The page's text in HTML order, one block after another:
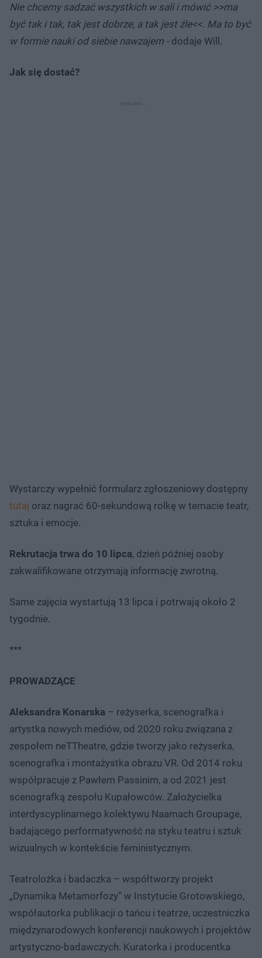
Nie chcemy sadzać wszystkich w sali i mówić >>ma
być tak i tak, tak jest dobrze, a tak jest źle<<. Ma to być
w formie nauki od siebie nawzajem -dodaje Will.
Jak się dostać?
Wystarczy wypełnić formularz zgłoszeniowy dostępny
tutaj oraz nagrać 60-sekundową rolkę w temacie teatr,
sztuka i emocje.
Rekrutacja trwa do 10 lipca, dzień później osoby
zakwalifikowane otrzymają informację zwrotną.
Same zajęcia wystartują 13 lipca i potrwają około 2
tygodnie.
***
PROWADZĄCE
Aleksandra Konarska – reżyserka, scenografka i
artystka nowych mediów, od 2020 roku związana z
zespołem neTTheatre, gdzie tworzy jako reżyserka,
scenografka i montażystka obrazu VR. Od 2014 roku
współpracuje z Pawłem Passinim, a od 2021 jest
scenografką zespołu Kupałowców. Założycielka
interdyscyplinarnego kolektywu Naamach Groupage,
badającego performatywność na styku teatru i sztuk
wizualnych w kontekście feministycznym.
Teatrolożka i badaczka – współtworzy projekt
„Dynamika Metamorfozy” w Instytucie Grotowskiego,
współautorka publikacji o tańcu i teatrze, uczestniczka
międzynarodowych konferencji naukowych i projektów
artystyczno-badawczych. Kuratorka i producentka